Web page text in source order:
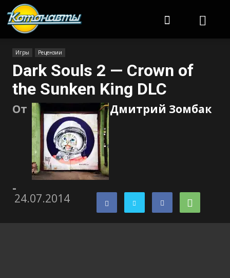
Игры Рецензии
Dark Souls 2 — Crown of
the Sunken King DLC
От Дмитрий Зомбак
-
24.07.2014